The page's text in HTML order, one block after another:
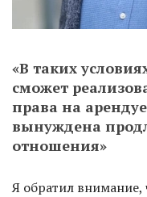
«В таких
сможет
права на
вынуждена
отношения»
Я обратил внимание,